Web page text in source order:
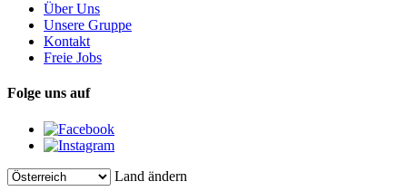
Über Uns
Unsere Gruppe
Kontakt
Freie Jobs
Folge uns auf
Land ändern